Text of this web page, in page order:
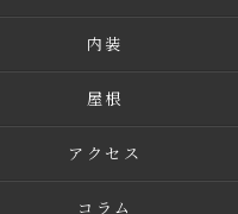
内装
屋根
アクセス
コラム